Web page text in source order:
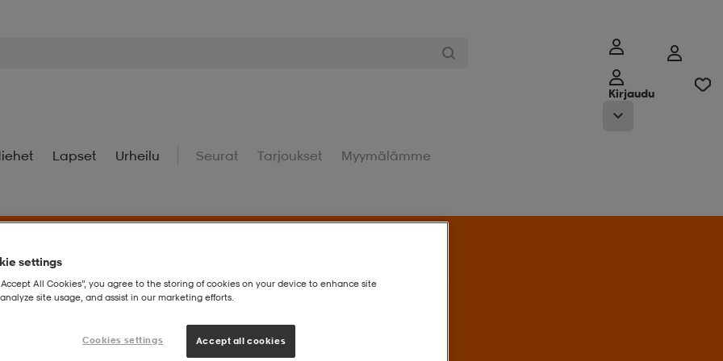
Kirjaudu
Lapset Urheilu Seurat Tarjoukset Myymälämme
– Löydä valikoidut suosikit huippuedulliseen hintaan. Tarjoukseen
settings
All Cookies”, you agree to the storing of cookies on your device to enhance site
site usage, and assist in our marketing efforts.
Cookies settings Accept all cookies